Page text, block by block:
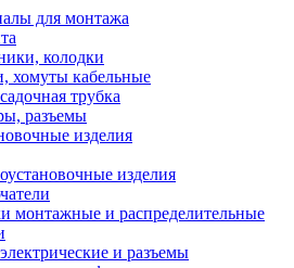
для монтажа
колодки
хомуты кабельные
трубка
разъемы
изделия
изделия
монтажные и распределительные
и разъемы